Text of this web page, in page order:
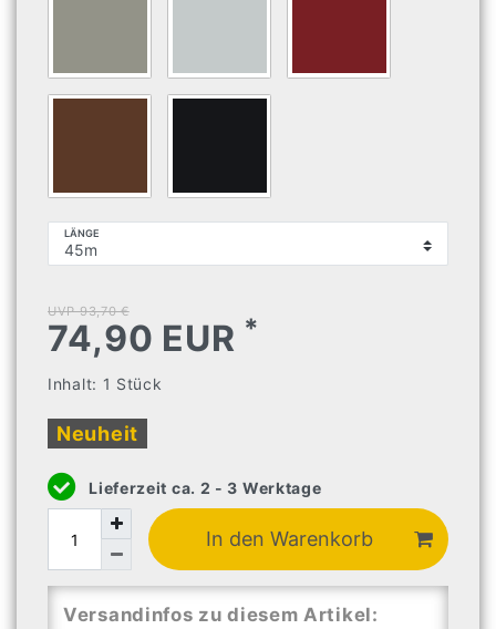
LÄNGE
UVP 93,70 €
74,90 EUR *
Inhalt: 1 Stück
Neuheit
Lieferzeit ca. 2 - 3 Werktage
In den Warenkorb
Versandinfos zu diesem Artikel: